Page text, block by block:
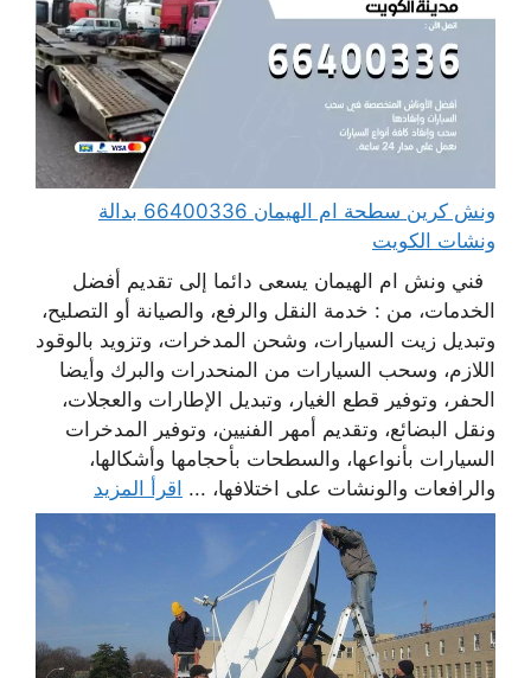
ونش كرين سطحة ام الهيمان 66400336 بدالة
ونشات الكويت
فني ونش ام الهيمان يسعى دائما إلى تقديم أفضل
الخدمات، من : خدمة النقل والرفع، والصيانة أو التصليح،
وتبديل زيت السيارات، وشحن المدخرات، وتزويد بالوقود
اللازم، وسحب السيارات من المنحدرات والبرك وأيضا
الحفر، وتوفير قطع الغيار، وتبديل الإطارات والعجلات،
ونقل البضائع، وتقديم أمهر الفنيين، وتوفير المدخرات
السيارات بأنواعها، والسطحات بأحجامها وأشكالها،
والرافعات والونشات على اختلافها، ... اقرأ المزيد